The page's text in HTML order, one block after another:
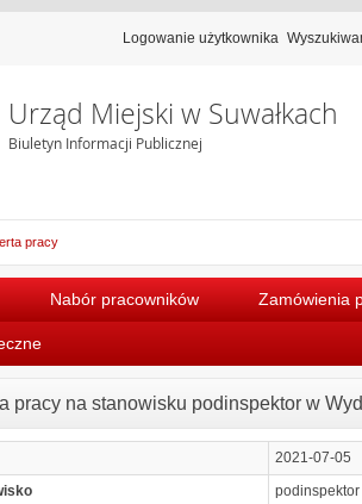
Logowanie użytkownika
Urząd Miejski w Suwałkach
Biuletyn Informacji Publicznej
pracy
Nabór pracowników Zamówienia
pracy na stanowisku podinspektor w
2021-07-05
podinspektor